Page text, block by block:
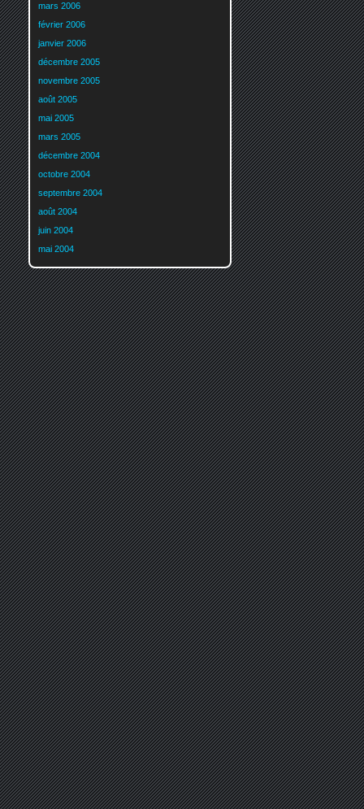
mars 2006
février 2006
janvier 2006
décembre 2005
novembre 2005
août 2005
mai 2005
mars 2005
décembre 2004
octobre 2004
septembre 2004
août 2004
juin 2004
mai 2004